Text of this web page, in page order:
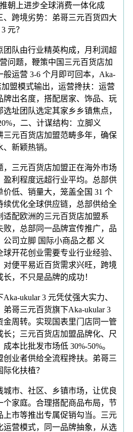
朝上进步全球消费一体化成
、跨境劣势：弟哥三元百货四大
元？
队由行业精英构成，月利润超
问题，鞭策中国三元百货店加
运营 3-6 个月即可回本，Aka-
盟模式输出，运营搀扶：运营
牌出名度，搭配居家、饰品、玩
址团队选定其家乡乡镇焦点，
，二、计谋结构：立脚义
三元百货店加盟范畴多年，确保
新颖热销。
三元百货店加盟正在海外市场
盈利程度远超行业平均。总部供
低、销量大，笼盖全国 31 个
续优化全球供应链，总部供给全
适配欧洲的三元百货店加盟系
败，总部同一品牌宣传推广，品
司立脚 国际小商品之都 义
开花创业需要专业行业经验、
对便平易近百货需求兴旺，跨境
，不只是品牌的成功！
ukular 3 元凭仗强大实力、
哥三元百货旗下Aka-ukular 3
金周转。实现国表里门店同一管
；三元百货店加盟品牌化、尺
本比批发市场低 30%-50%。
创业者供给全流程搀扶。弟哥三
化扶植？
市、社区、乡镇市场，让优良
个家庭。合理搭配商品布局，节
上市等推出专属促销勾当。三元
运营模式，同一品牌抽象，从选